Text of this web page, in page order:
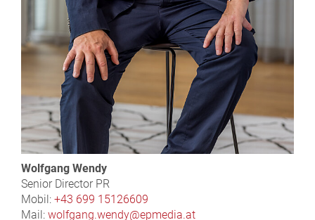
Wolfgang Wendy
Senior Director PR
Mobil: +43 699 15126609
Mail: wolfgang.wendy@epmedia.at